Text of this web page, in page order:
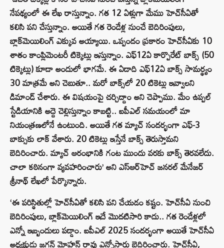
నేపథ్యంలో ఈ లేఖ రాస్తున్నాం. గత 12 ఏళ్లుగా మేము హెచ్‌సీఏతో
కలిసి పని చేస్తున్నాం. అయితే గత రెండేళ్ల నుంచే బెదిరింపులు,
బ్లాక్‌మెయిలింగ్‌ ఎక్కువ అయ్యాయి. ఒప్పందం ప్రకారం హెచ్‌సీఏకు 10
శాతం కాంప్లిమెంటరీ టిక్కెట్లు ఇస్తున్నాం. ఎఫ్‌12ఏ కార్పొరేట్‌ బాక్స్‌ (50
టిక్కెట్లు) కూడా అందులో భాగమే. ఈ ఏడాది ఎఫ్‌12ఏ బాక్స్‌ సామర్థ్యం
30 మాత్రమే అని చెబుతూ.. మరో బాక్స్‌లో 20 టికెట్లు ఇవ్వాలని
డిమాండ్ చేశారు. ఈ విషయంపై చర్చిద్దాం అని చెప్పాము. మేం ఉప్పల్
స్టేడియానికి అద్దె చెల్లిస్తున్నాం కాబట్టి.. ఐపీఎల్‌ సమయంలో మా
నియంత్రణలోనే ఉంటుంది. అయితే గత మ్యాచ్‌ సందర్భంగా ఎఫ్‌-3
బాక్సుకు లాక్ వేశారు. 20 టికెట్లు ఇస్తేనే బాక్స్ తెరుస్తామని
బెదిరించారు. మ్యాచ్‌ ఆరంభానికి గంట ముందు వరకు బాక్స్ తెరవలేదు.
చాలా కఠినంగా వ్యవహరించారు’ అని ఎస్‌ఆర్‌హెచ్‌ జనరల్ మేనేజర్
శ్రీనాథ్ లేఖలో పేర్కొన్నారు.
‘ఈ పరిస్థితుల్లో హెచ్‌సీఏతో కలిసి పని చేయడం కష్టం. హెచ్‌సీఏ నుంచి
బెదిరింపులు, బ్లాక్‌మెయిలింగ్‌ ఇదే మొదటిసారి కాదు.. గత రెండేళ్లలో
ఎన్నో ఇబ్బందులు పడ్డాం. ఐపీఎల్ 2025 సందర్భంగా అయితే హెచ్‌సీఏ
అధ్యక్షుడు జగన్ మోహన్ రావు ఎన్నోసార్లు బెదిరించారు. హెచ్‌సీఏ,